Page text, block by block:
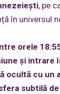
, pe
în universul
orele
și intrare
ocultă cu un
subtilă